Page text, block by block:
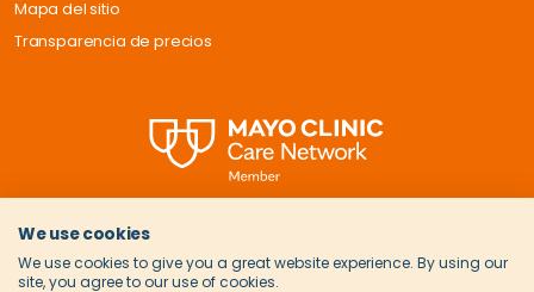
Mapa del sitio
Transparencia de precios
We use cookies
We use cookies to give you a great website experience. By using our
site, you agree to our use of cookies.